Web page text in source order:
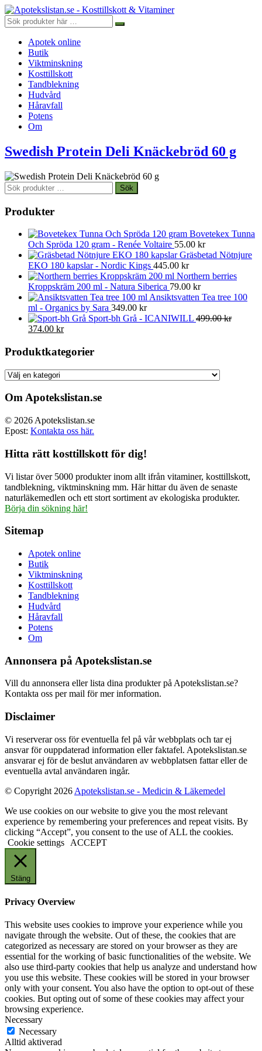
Apotek online
Butik
Viktminskning
Kosttillskott
Tandblekning
Hudvård
Håravfall
Potens
Om
Swedish Protein Deli Knäckebröd 60 g
Sök
efter:
Sök
Produkter
Bovetekex Tunna
Och Spröda 120 gram - Renée Voltaire 55.00 kr
Gräsbetad Nötnjure
EKO 180 kapslar - Nordic Kings 445.00 kr
Northern berries
Kroppskräm 200 ml - Natura Siberica 79.00 kr
Ansiktsvatten Tea tree 100
ml - Organics by Sara 349.00 kr
Sport-bh Grå - ICANIWILL 499.00kr
Det
priset
499.00 kr.
374.00 krDet
priset
är:
374.00 kr.
Produktkategorier
Om Apotekslistan.se
© 2026 Apotekslistan.se
Epost: Kontakta oss här.
Hitta rätt kosttillskott för dig!
Vi listar över 5000 produkter inom allt ifrån vitaminer, kosttillskott,
tandblekning, viktminskning mm. Här hittar du även de senaste
naturläkemedlen och ett stort sortiment av ekologiska produkter.
Börja din sökning här!
Sitemap
Apotek online
Butik
Viktminskning
Kosttillskott
Tandblekning
Hudvård
Håravfall
Potens
Om
Annonsera på Apotekslistan.se
Vill du annonsera eller lista dina produkter på Apotekslistan.se?
Kontakta oss per mail för mer information.
Disclaimer
Vi reserverar oss för eventuella fel på vår webbplats och tar ej
ansvar för ouppdaterad information eller faktafel. Apotekslistan.se
ansvarar ej för de beslut användaren av webbplatsen fattar eller de
eventuella avtal användaren ingår.
© Copyright 2026 Apotekslistan.se - Medicin & Läkemedel
We use cookies on our website to give you the most relevant
experience by remembering your preferences and repeat visits. By
clicking “Accept”, you consent to the use of ALL the cookies.
Cookie settings
ACCEPT
Stäng
Privacy Overview
This website uses cookies to improve your experience while you
navigate through the website. Out of these, the cookies that are
categorized as necessary are stored on your browser as they are
essential for the working of basic functionalities of the website. We
also use third-party cookies that help us analyze and understand how
you use this website. These cookies will be stored in your browser
only with your consent. You also have the option to opt-out of these
cookies. But opting out of some of these cookies may affect your
browsing experience.
Necessary
Necessary
Alltid aktiverad